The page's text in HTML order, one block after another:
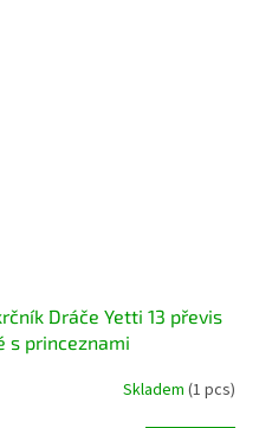
Dráče Yetti 13 převis
s princeznami
Skladem (1 pcs)